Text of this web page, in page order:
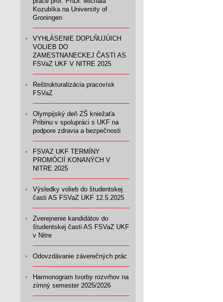
Kozubíka na University of
Groningen
VYHLÁSENIE DOPLŇUJÚICH
VOLIEB DO
ZAMESTNANECKEJ ČASTI AS
FSVaZ UKF V NITRE 2025
Reštrukturalizácia pracovísk
FSVaZ
Olympijský deň ZŠ kniežaťa
Pribinu v spolupráci s UKF na
podpore zdravia a bezpečnosti
FSVAZ UKF TERMÍNY
PROMÓCIÍ KONANÝCH V
NITRE 2025
Výsledky volieb do študentskej
časti AS FSVaZ UKF 12.5.2025
Zverejnenie kandidátov do
študentskej časti AS FSVaZ UKF
v Nitre
Odovzdávanie záverečných prác
Harmonogram tvorby rozvrhov na
zimný semester 2025/2026